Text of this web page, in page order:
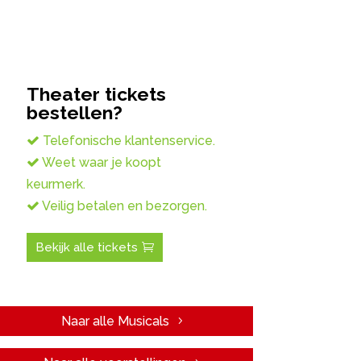
Theater tickets
bestellen?
Telefonische klantenservice.
Weet waar je koopt
keurmerk.
Veilig betalen en bezorgen.
Bekijk alle tickets
Naar alle Musicals